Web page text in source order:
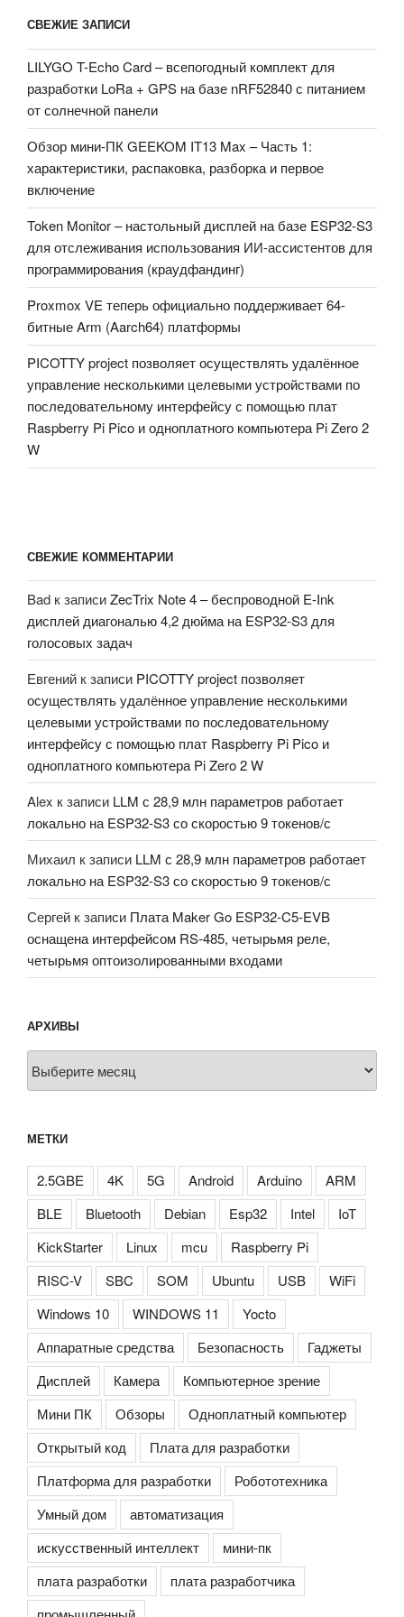
СВЕЖИЕ ЗАПИСИ
LILYGO T-Echo Card – всепогодный комплект для
разработки LoRa + GPS на базе nRF52840 с питанием
от солнечной панели
Обзор мини-ПК GEEKOM IT13 Max – Часть 1:
характеристики, распаковка, разборка и первое
включение
Token Monitor – настольный дисплей на базе ESP32-S3
для отслеживания использования ИИ-ассистентов для
программирования (краудфандинг)
Proxmox VE теперь официально поддерживает 64-
битные Arm (Aarch64) платформы
PICOTTY project позволяет осуществлять удалённое
управление несколькими целевыми устройствами по
последовательному интерфейсу с помощью плат
Raspberry Pi Pico и одноплатного компьютера Pi Zero 2
W
СВЕЖИЕ КОММЕНТАРИИ
Bad к записиZecTrix Note 4 – беспроводной E-Ink
дисплей диагональю 4,2 дюйма на ESP32-S3 для
голосовых задач
Евгений к записи PICOTTY project позволяет
осуществлять удалённое управление несколькими
целевыми устройствами по последовательному
интерфейсу с помощью плат Raspberry Pi Pico и
одноплатного компьютера Pi Zero 2 W
Alex к записи LLM с 28,9 млн параметров работает
локально на ESP32-S3 со скоростью 9 токенов/с
Михаил к записи LLM с 28,9 млн параметров работает
локально на ESP32-S3 со скоростью 9 токенов/с
Сергей к записи Плата Maker Go ESP32-C5-EVB
оснащена интерфейсом RS-485, четырьмя реле,
четырьмя оптоизолированными входами
АРХИВЫ
МЕТКИ
2.5GBE 4K 5G Android Arduino
ARM
BLE
Bluetooth Debian Esp32 Intel
IoT
KickStarter
Linux mcu
Raspberry Pi
RISC-V
SBC SOM Ubuntu USB
WiFi
Windows 10
WINDOWS 11
Yocto
Аппаратные средства
Безопасность
Гаджеты
Дисплей
Камера
Компьютерное зрение
Мини ПК
Обзоры
Одноплатный компьютер
Открытый код
Плата для разработки
Платформа для разработки
Робототехника
Умный дом
автоматизация
искусственный интеллект
мини-пк
плата разработки
плата разработчика